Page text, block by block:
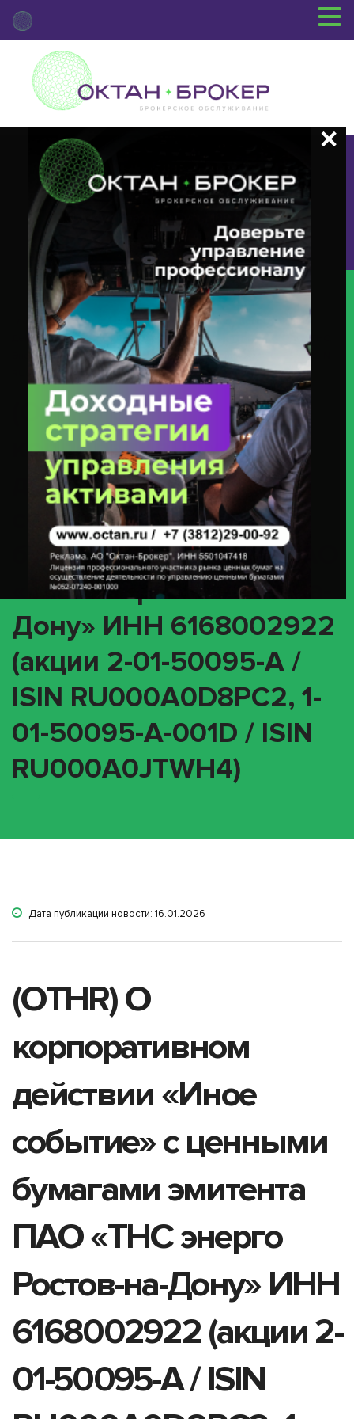
+7 (3812) 29-00-92
г.Омск ул.Красный Путь, 109 оф.510
Главная Новости Депозитария
(OTHR) О Корпоративном
Действии «Иное Событие» С Ценными Бумагами Эмитента ПАО «ТНС
Энерго Ростов-На-Дону» ИНН 6168002922 (акции 2-01-50095-A / ISIN
RU000A0D8PC2, 1-01-50095-A-001D / ISIN RU000A0JTWH4)
(OTHR) О
корпоративном
действии «Иное
событие» с ценными
бумагами эмитента ПАО
«ТНС энерго Ростов-на-
Дону» ИНН 6168002922
(акции 2-01-50095-A /
ISIN RU000A0D8PC2, 1-
01-50095-A-001D / ISIN
RU000A0JTWH4)
Дата публикации новости: 16.01.2026
(OTHR) О
корпоративном
действии «Иное
событие» с ценными
бумагами эмитента
ПАО «ТНС энерго
Ростов-на-Дону» ИНН
6168002922 (акции 2-
01-50095-A / ISIN